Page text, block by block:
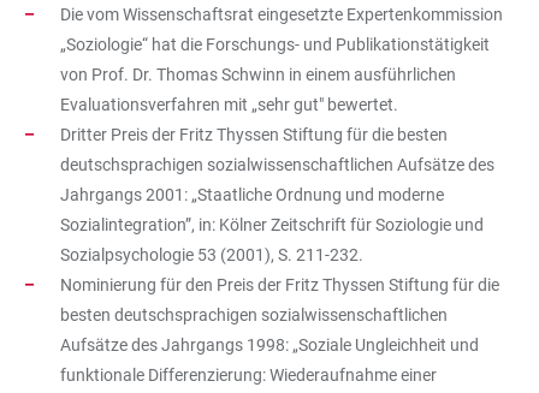
Die vom Wissenschaftsrat eingesetzte Expertenkommission
„Soziologie“ hat die Forschungs- und Publikationstätigkeit
von Prof. Dr. Thomas Schwinn in einem ausführlichen
Evaluationsverfahren mit „sehr gut" bewertet.
Dritter Preis der Fritz Thyssen Stiftung für die besten
deutschsprachigen sozialwissenschaftlichen Aufsätze des
Jahrgangs 2001: „Staatliche Ordnung und moderne
Sozialintegration”, in: Kölner Zeitschrift für Soziologie und
Sozialpsychologie 53 (2001), S. 211-232.
Nominierung für den Preis der Fritz Thyssen Stiftung für die
besten deutschsprachigen sozialwissenschaftlichen
Aufsätze des Jahrgangs 1998: „Soziale Ungleichheit und
funktionale Differenzierung: Wiederaufnahme einer